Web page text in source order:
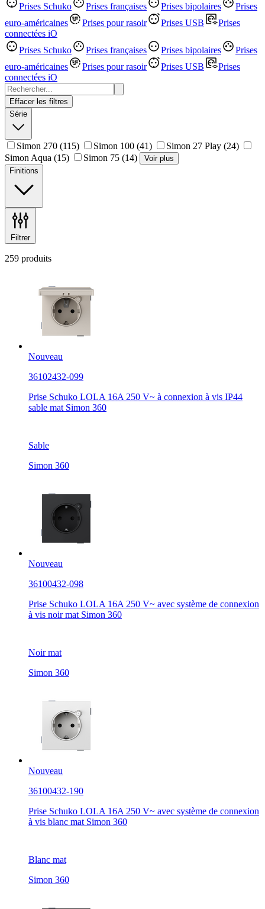
Prises Schuko Prises françaises Prises bipolaires
Prises
euro-américaines
Prises pour rasoir Prises USB
Prises
connectées iO
Prises Schuko
Prises françaises Prises bipolaires
Prises
euro-américaines
Prises pour rasoir Prises USB
Prises
connectées iO
Effacer les filtres
Série
Simon 270 (115) Simon 100 (41) Simon 27 Play (24)
Simon Aqua (15) Simon 75 (14)
Voir plus
Finitions
Filtrer
259 produits
Nouveau
36102432-099
Prise Schuko LOLA 16A 250 V~ à connexion à vis IP44
sable mat Simon 360
Sable
Simon 360
Nouveau
36100432-098
Prise Schuko LOLA 16A 250 V~ avec système de connexion
à vis noir mat Simon 360
Noir mat
Simon 360
Nouveau
36100432-190
Prise Schuko LOLA 16A 250 V~ avec système de connexion
à vis blanc mat Simon 360
Blanc mat
Simon 360